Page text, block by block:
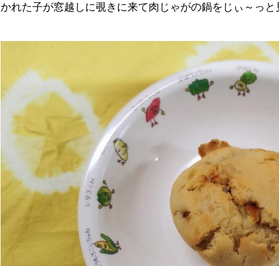
かれた子が窓越しに覗きに来て肉じゃがの鍋をじぃ～っと